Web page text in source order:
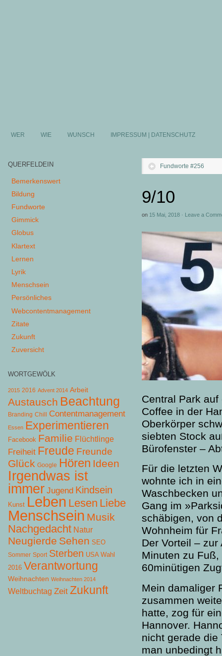
WER WIE WUNSCH IMPRESSUM | DATENSCHUTZ
Fundworte #256
9/10
on 15 Mai, 2018 · Leave a
Central Park
Coffee in der
Oberkörper
siebten Stock
Bürofenster –
Für die letzten
wohnte ich in
Waschbecken
Gang im
schäbigen, von
Wohnheim für
Der Vorteil –
Minuten zu
60minütigen
Mein damaliger
zusammen
hatte, zog für
Hannover.
nicht gerade die
man unbedingt
QUERFELDEIN
Bemerkenswert
Bildung
Fundworte
Gimmick
Globus
Klartext
Lernen
Lyrik
Menschsein
Persönliches
Webcontentmanagement
Zitate
Zukunft
Zuversicht
WORTGEWÖLK
2015 2016 Advent 2014 Arbeit
Austausch Beachtung
Branding Chill Contentmanagement
Essen Experimentieren
Facebook Familie Flüchtlinge
Freiheit Freude Freunde
Glück Google Hören Ideen
Irgendwas ist
immer Jugend Kindsein
Kunst Leben Lesen Liebe
Menschsein Musik
Nachgedacht Natur
Neugierde Sehen SEO
Sommer Sport Sterben USA Wahl
2016 Verantwortung
Weihnachten Weihnachten 2014
Weltbuchtag Zeit Zukunft